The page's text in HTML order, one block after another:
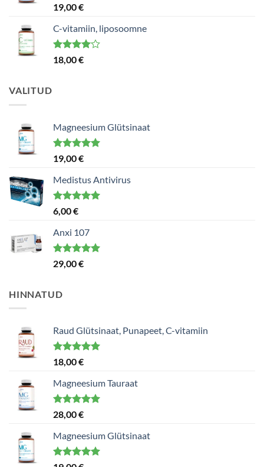
Hinnanguga
5.00
19,00€
C-vitamiin, liposoomne
Hinnanguga
4.00
18,00€
VALITUD
Magneesium Glütsinaat
Hinnanguga
5.00
19,00€
Medistus Antivirus
Hinnanguga
5.00
6,00€
Anxi 107
Hinnanguga
5.00
29,00€
HINNATUD
Raud Glütsinaat, Punapeet, C-vitamiin
Hinnanguga
5.00
18,00€
Magneesium Tauraat
Hinnanguga
5.00
28,00€
Magneesium Glütsinaat